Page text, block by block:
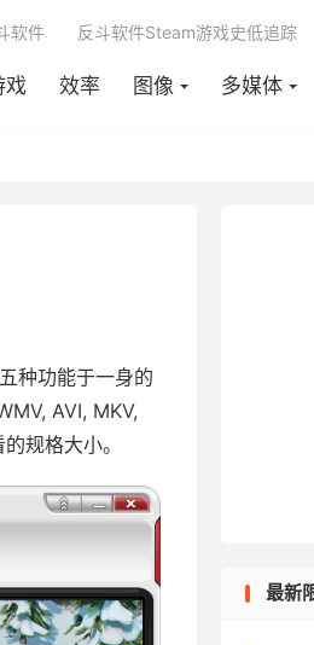
戏 效率 图像 多媒体
软件 反斗软件Steam游戏史低追踪
种功能于一身的
AVI, MKV,
规格大小。
最新